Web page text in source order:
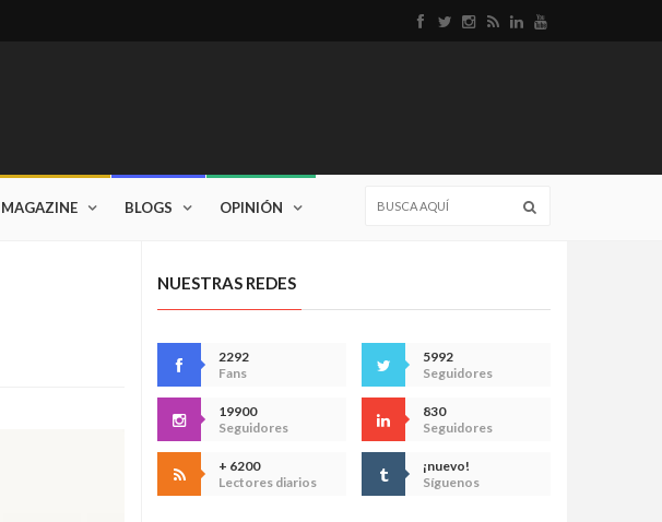
MAGAZINE BLOGS OPINIÓN
NUESTRAS REDES
2292
Fans
5992
Seguidores
19900
Seguidores
830
Seguidores
+ 6200
Lectores diarios
¡nuevo!
Síguenos